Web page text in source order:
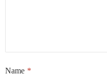
Name *